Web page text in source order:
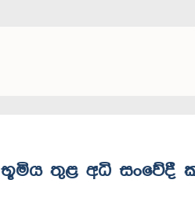
භූමිය තුළ අධි සංවේදී